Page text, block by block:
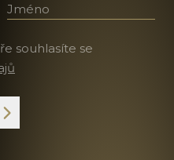
Jméno a příjmení
souhlasíte se